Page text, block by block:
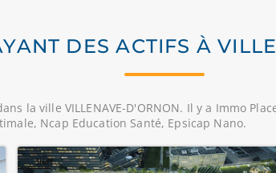
DES ACTIFS À
la ville VILLENAVE-D'ORNON. Il y a Immo
Ncap Education Santé, Epsicap Nano.